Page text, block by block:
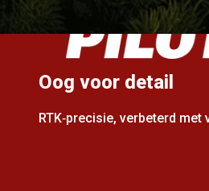
Oog voor detail
RTK‑precisie, verbeterd met